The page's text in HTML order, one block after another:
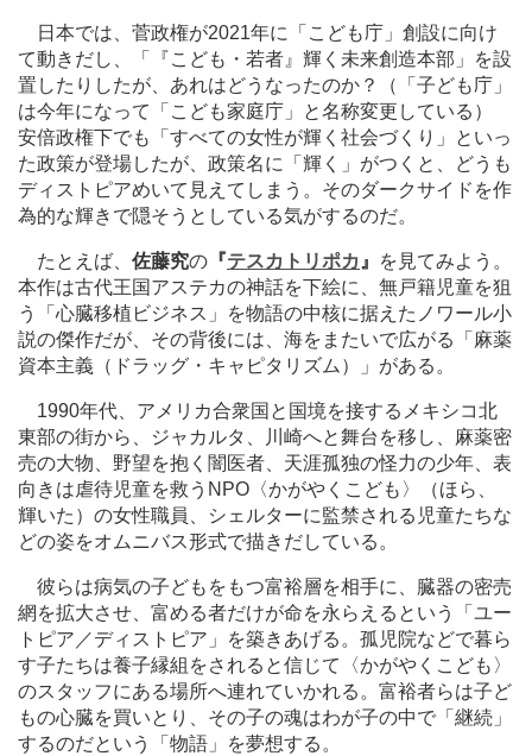
日本では、菅政権が2021年に「こども庁」創設に向け
て動きだし、「『こども・若者』輝く未来創造本部」を設
置したりしたが、あれはどうなったのか？（「子ども庁」
は今年になって「こども家庭庁」と名称変更している）
安倍政権下でも「すべての女性が輝く社会づくり」といっ
た政策が登場したが、政策名に「輝く」がつくと、どうも
ディストピアめいて見えてしまう。そのダークサイドを作
為的な輝きで隠そうとしている気がするのだ。
たとえば、 佐藤究の 『テスカトリポカ 』
を見てみよう。
本作は古代王国アステカの神話を下絵に、無戸籍児童を狙
う「心臓移植ビジネス」を物語の中核に据えたノワール小
説の傑作だが、その背後には、海をまたいで広がる「麻薬
資本主義（ドラッグ・キャピタリズム）」がある。
1990年代、アメリカ合衆国と国境を接するメキシコ北
東部の街から、ジャカルタ、川崎へと舞台を移し、麻薬密
売の大物、野望を抱く闇医者、天涯孤独の怪力の少年、表
向きは虐待児童を救うNPO〈かがやくこども〉（ほら、
輝いた）の女性職員、シェルターに監禁される児童たちな
どの姿をオムニバス形式で描きだしている。
彼らは病気の子どもをもつ富裕層を相手に、臓器の密売
網を拡大させ、富める者だけが命を永らえるという「ユー
トピア／ディストピア」を築きあげる。孤児院などで暮ら
す子たちは養子縁組をされると信じて〈かがやくこども〉
のスタッフにある場所へ連れていかれる。富裕者らは子ど
もの心臓を買いとり、その子の魂はわが子の中で「継続」
するのだという「物語」を夢想する。